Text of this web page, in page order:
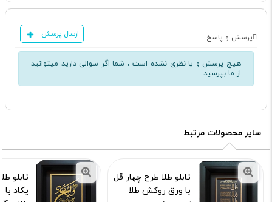
پرسش و پاسخ ارسال پرسش
هیچ پرسش و یا نظری نشده است ، شما اگر سوالی دارید میتوانید
از ما بپرسید..
سایر محصولات مرتبط
تابلو طلا طرح چهار قل
با ورق روکش طلا
تابلو
یکاد